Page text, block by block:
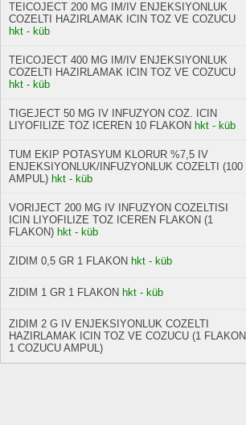
TEICOJECT 200 MG IM/IV ENJEKSIYONLUK
COZELTI HAZIRLAMAK ICIN TOZ VE COZUCU
hkt - küb
TEICOJECT 400 MG IM/IV ENJEKSIYONLUK
COZELTI HAZIRLAMAK ICIN TOZ VE COZUCU
hkt - küb
TIGEJECT 50 MG IV INFUZYON COZ. ICIN
LIYOFILIZE TOZ ICEREN 10 FLAKON hkt - küb
TUM EKIP POTASYUM KLORUR %7,5 IV
ENJEKSIYONLUK/INFUZYONLUK COZELTI (100
AMPUL) hkt - küb
VORIJECT 200 MG IV INFUZYON COZELTISI
ICIN LIYOFILIZE TOZ ICEREN FLAKON (1
FLAKON) hkt - küb
ZIDIM 0,5 GR 1 FLAKON hkt - küb
ZIDIM 1 GR 1 FLAKON hkt - küb
ZIDIM 2 G IV ENJEKSIYONLUK COZELTI
HAZIRLAMAK ICIN TOZ VE COZUCU (1 FLAKON
1 COZUCU AMPUL)